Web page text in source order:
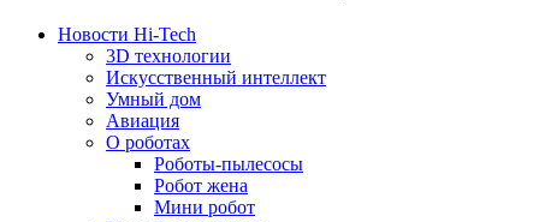
Новости Hi-Tech
3D технологии
Искусственный интеллект
Умный дом
Авиация
О роботах
Роботы-пылесосы
Робот жена
Мини робот